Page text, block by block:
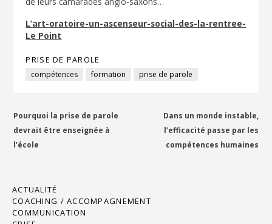
L’art-oratoire-un-ascenseur-social-des-la-rentree-
Le Point
PRISE DE PAROLE
compétences formation prise de parole
Navigation
de
Pourquoi la prise de parole
devrait être enseignée à
l’école
Dans un monde instable,
l’efficacité passe par les
compétences humaines
ACTUALITÉ
COACHING / ACCOMPAGNEMENT
COMMUNICATION